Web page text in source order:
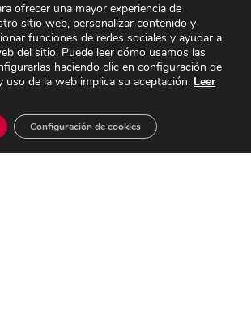
del sueño
ofrecer una mayor experiencia de
sitio web, personalizar contenido y
funciones de redes sociales y ayudar a
del sitio. Puede leer cómo usamos las
haciendo clic en configuración de
uso de la web implica su aceptación. Leer
Configuración de cookies